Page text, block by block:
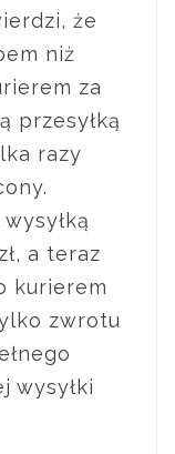
że
niż
za
przesyłką
razy
a teraz
kurierem
zwrotu
wysyłki